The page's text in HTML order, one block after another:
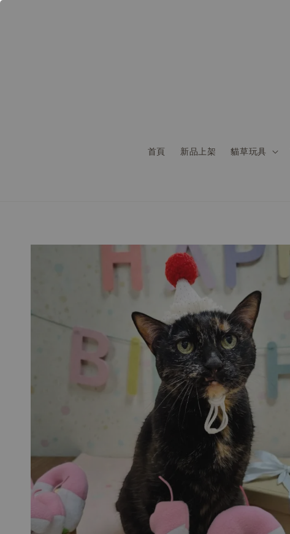
首頁 新品上架 貓草玩具